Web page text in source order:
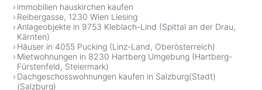
immobilien hauskirchen kaufen
Reibergasse, 1230 Wien Liesing
Anlageobjekte in 9753 Kleblach-Lind (Spittal an der Drau,
Kärnten)
Häuser in 4055 Pucking (Linz-Land, Oberösterreich)
Mietwohnungen in 8230 Hartberg Umgebung (Hartberg-
Fürstenfeld, Steiermark)
Dachgeschosswohnungen kaufen in Salzburg(Stadt)
(Salzburg)